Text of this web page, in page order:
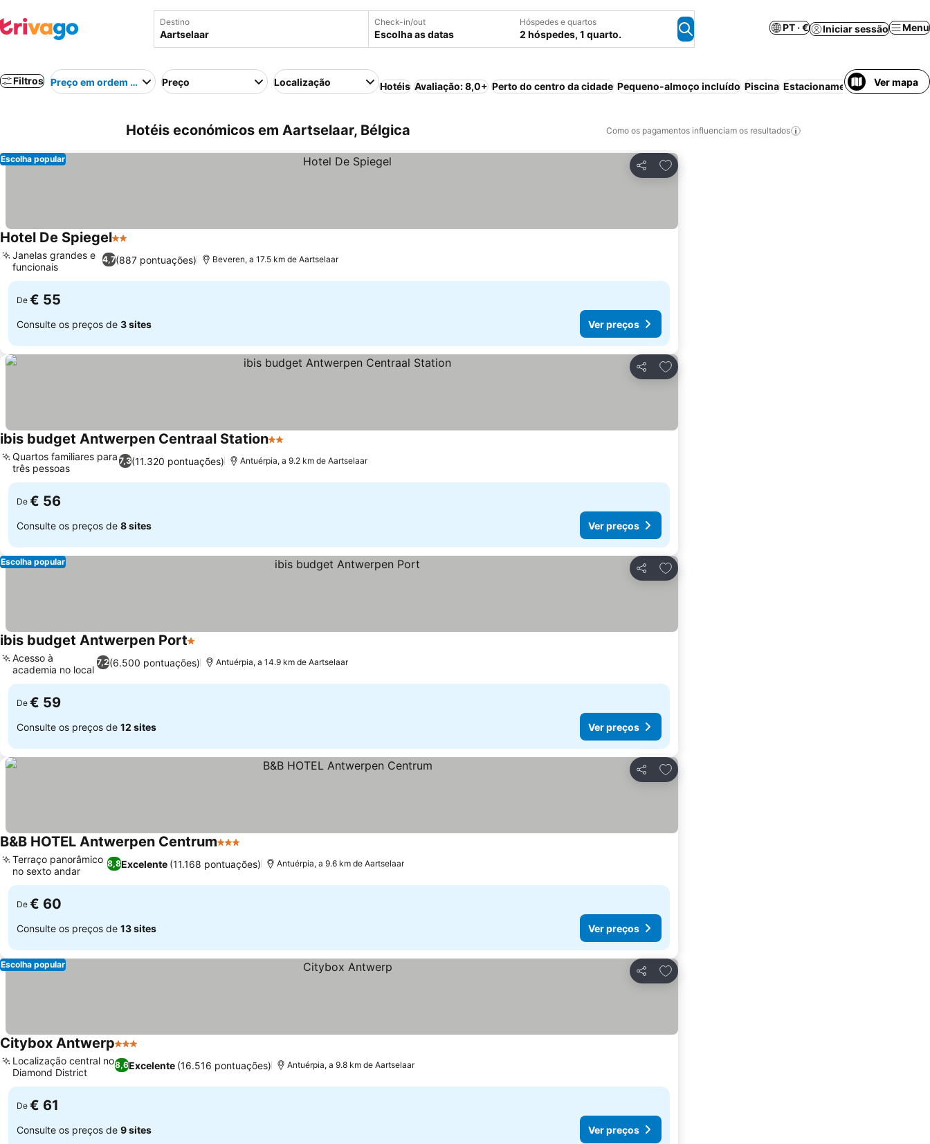
Destino Check-in/out
Escolha as datas
Hóspedes e quartos
2 hóspedes, 1 quarto.
PT · € Iniciar sessão Menu
Filtros Preço em ordem crescentePreço Localização Hotéis Avaliação: 8,0+ Perto do centro da cidade Pequeno-almoço incluído Piscina Estacionamento Ver mapa
Hotéis económicos em Aartselaar, Bélgica Como os pagamentos influenciam os resultados
Partilhar
Adicionar aos favoritos
Escolha popular
Hotel De Spiegel2 Estrelas
4,7(887 pontuações)
Janelas grandes e
funcionais
Beveren, a 17.5 km de Aartselaar
De € 55
Consulte os preços de 3 sites Ver preços
Partilhar
Adicionar aos favoritos
ibis budget Antwerpen Centraal Station2 Estrelas
7,3(11.320 pontuações)
Quartos familiares para
três pessoas
Antuérpia, a 9.2 km de Aartselaar
De € 56
Consulte os preços de 8 sites Ver preços
Partilhar
Adicionar aos favoritos
Escolha popular
ibis budget Antwerpen Port1 Estrelas
7,2(6.500 pontuações)
Acesso à
academia no local
Antuérpia, a 14.9 km de Aartselaar
De € 59
Consulte os preços de 12 sites Ver preços
Partilhar
Adicionar aos favoritos
B&B HOTEL Antwerpen Centrum3 Estrelas
8,8Excelente (11.168 pontuações)
Terraço panorâmico
no sexto andar
Antuérpia, a 9.6 km de Aartselaar
De € 60
Consulte os preços de 13 sites Ver preços
Partilhar
Adicionar aos favoritos
Escolha popular
Citybox Antwerp3 Estrelas
8,6Excelente (16.516 pontuações)
Localização central no
Diamond District
Antuérpia, a 9.8 km de Aartselaar
De € 61
Consulte os preços de 9 sites Ver preços